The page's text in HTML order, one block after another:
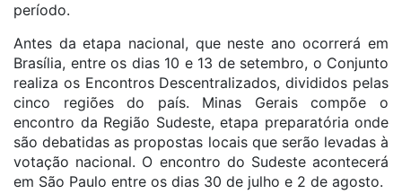
período.
Antes da etapa nacional, que neste ano ocorrerá em
Brasília, entre os dias 10 e 13 de setembro, o Conjunto
realiza os Encontros Descentralizados, divididos pelas
cinco regiões do país. Minas Gerais compõe o
encontro da Região Sudeste, etapa preparatória onde
são debatidas as propostas locais que serão levadas à
votação nacional. O encontro do Sudeste acontecerá
em São Paulo entre os dias 30 de julho e 2 de agosto.